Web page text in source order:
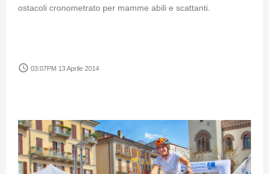
ostacoli cronometrato per mamme abili e scattanti.
access_time 03:07PM 13 Aprile 2014